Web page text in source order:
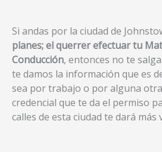
Si andas por la ciudad de
planes; el querrer efectuar tu
Conducción, entonces no te
te damos la información que es
sea por trabajo o por alguna
credencial que te da el permiso
calles de esta ciudad te dará más